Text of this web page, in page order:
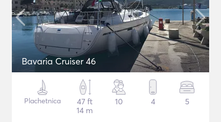
Bavaria Cruiser 46
Plachetnica
47 ft
14 m
10 4 5